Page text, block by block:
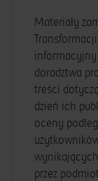
Materiały
doradztwa
treści
dzień ich
oceny
przez